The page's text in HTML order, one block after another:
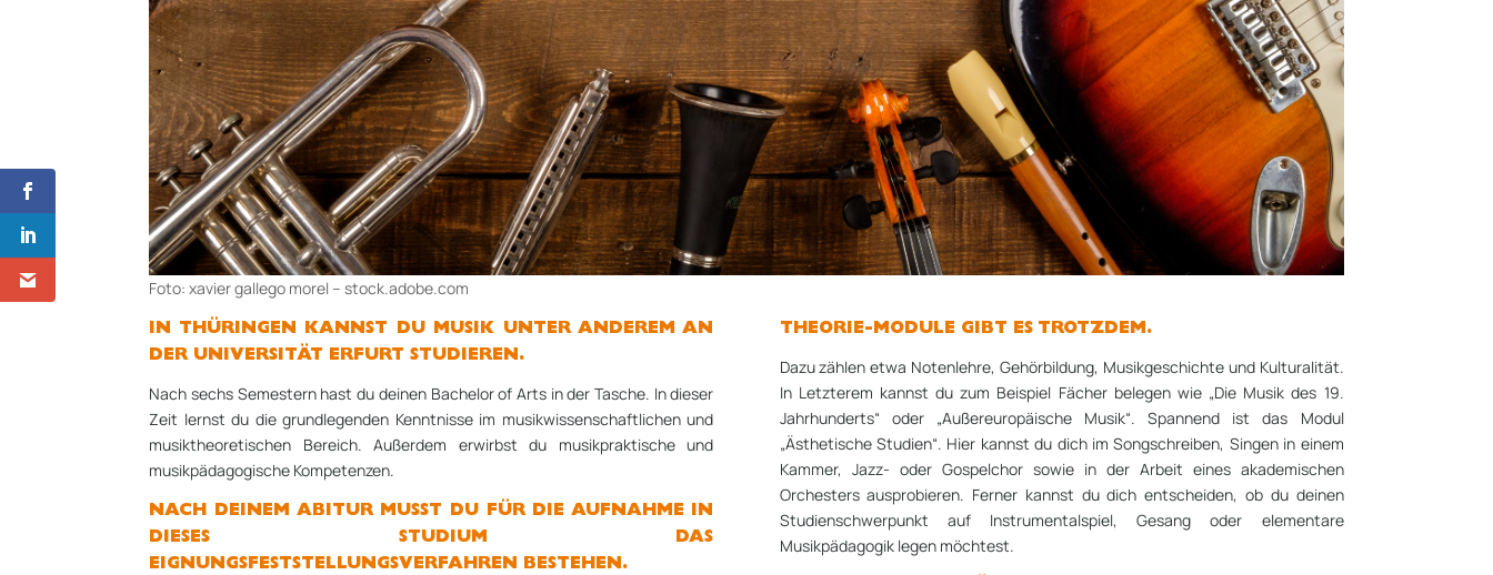
Foto: xavier gallego morel – stock.adobe.com
IN THÜRINGEN KANNST DU MUSIK UNTER ANDEREM AN
DER UNIVERSITÄT ERFURT STUDIEREN.
Nach sechs Semestern hast du deinen Bachelor of Arts in der Tasche. In dieser
Zeit lernst du die grundlegenden Kenntnisse im musikwissenschaftlichen und
musiktheoretischen Bereich. Außerdem erwirbst du musikpraktische und
musikpädagogische Kompetenzen.
NACH DEINEM ABITUR MUSST DU FÜR DIE AUFNAHME IN
DIESES STUDIUM DAS
EIGNUNGSFESTSTELLUNGSVERFAHREN BESTEHEN.
THEORIE-MODULE GIBT ES TROTZDEM.
Dazu zählen etwa Notenlehre, Gehörbildung, Musikgeschichte und Kulturalität.
In Letzterem kannst du zum Beispiel Fächer belegen wie „Die Musik des 19.
Jahrhunderts“ oder „Außereuropäische Musik“. Spannend ist das Modul
„Ästhetische Studien“. Hier kannst du dich im Songschreiben, Singen in einem
Kammer, Jazz- oder Gospelchor sowie in der Arbeit eines akademischen
Orchesters ausprobieren. Ferner kannst du dich entscheiden, ob du deinen
Studienschwerpunkt auf Instrumentalspiel, Gesang oder elementare
Musikpädagogik legen möchtest.